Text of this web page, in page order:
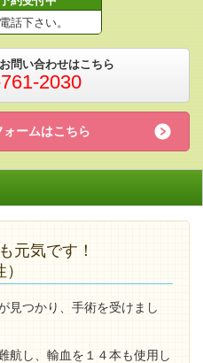
話下さい。
問い合わせはこちら
2030
ームはこちら
元気です！
見つかり、手術を受けまし
航し、輸血を１４本も使用し